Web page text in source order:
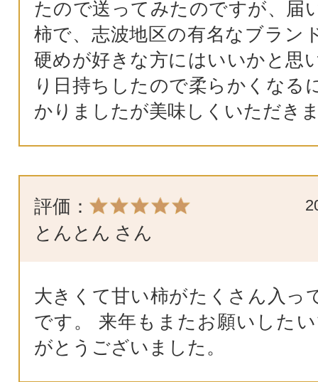
たので送ってみたのですが、届
柿で、志波地区の有名なブラン
硬めが好きな方にはいいかと思
り日持ちしたので柔らかくなる
かりましたが美味しくいただき
評価：
とんとん さん
大きくて甘い柿がたくさん入っ
です。 来年もまたお願いした
がとうございました。